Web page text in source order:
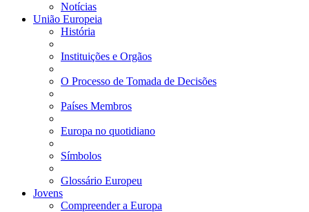
Notícias
União Europeia
História
Instituições e Orgãos
O Processo de Tomada de Decisões
Países Membros
Europa no quotidiano
Símbolos
Glossário Europeu
Jovens
Compreender a Europa